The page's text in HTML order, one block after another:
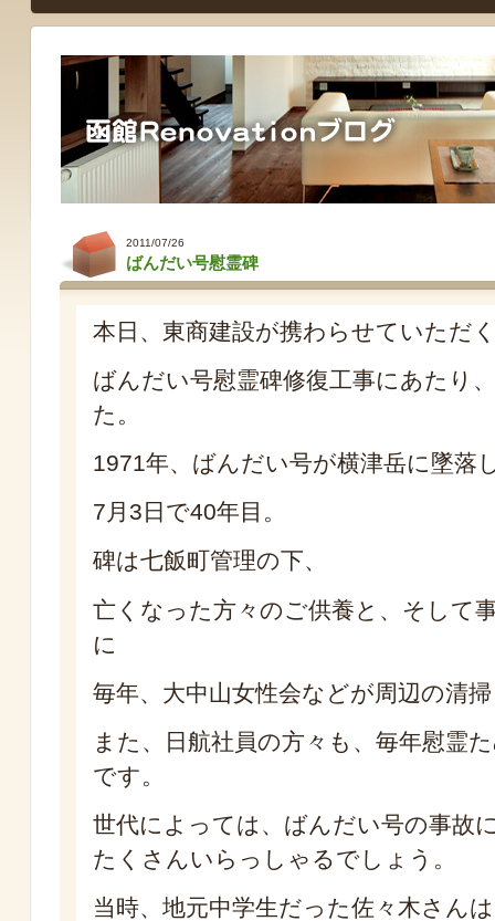
2011/07/26
ばんだい号慰霊碑
本日、東商建設が携わらせていただ
ばんだい号慰霊碑修復工事にあたり
た。
1971年、ばんだい号が横津岳に墜落
7月3日で40年目。
碑は七飯町管理の下、
亡くなった方々のご供養と、そして
に
毎年、大中山女性会などが周辺の清
また、日航社員の方々も、毎年慰霊
です。
世代によっては、ばんだい号の事故
たくさんいらっしゃるでしょう。
当時、地元中学生だった佐々木さん